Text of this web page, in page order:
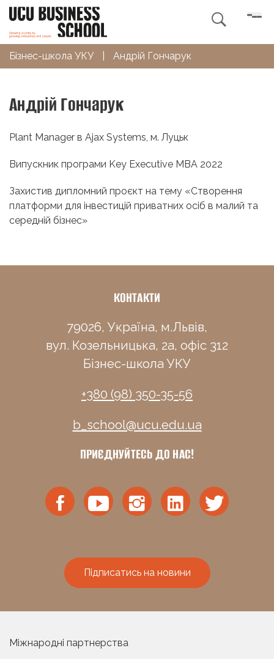

Бізнес-школа УКУ Андрій Гончарук
Андрій Гончарук
Plant Manager в Ajax Systems, м. Луцьк
Випускник програми Key Executive MBA 2022
Захистив дипломний проєкт на тему «Створення
платформи для інвестицій приватних осіб в малий та
середній бізнес»
КОНТАКТИ
79026, Україна, м.Львів,
вул. Козельницька, 2а, офіс 312
Бізнес-школа УКУ
+380 (98) 350-35-56
b_school@ucu.edu.ua
ПРИЄДНУЙТЕСЬ ДО НАС!
Підписатись на новини
Міжнародні партнерства